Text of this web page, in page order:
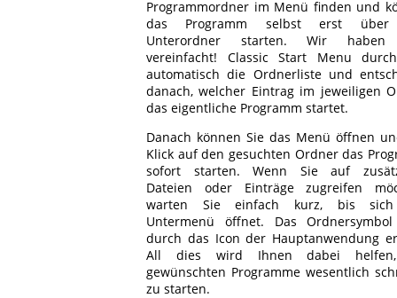
Programmordner im Menü finden und
das Programm selbst erst
Unterordner starten. Wir haben
vereinfacht! Classic Start Menu
automatisch die Ordnerliste und
danach, welcher Eintrag im jeweiligen
das eigentliche Programm startet.
Danach können Sie das Menü öffnen
Klick auf den gesuchten Ordner das
sofort starten. Wenn Sie auf
Dateien oder Einträge zugreifen
warten Sie einfach kurz, bis
Untermenü öffnet. Das
durch das Icon der Hauptanwendung
All dies wird Ihnen dabei
gewünschten Programme wesentlich
zu starten.